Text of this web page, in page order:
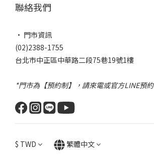
聯絡我們
• 門市資訊
(02)2388-1755
台北市中正區中華路二段75巷19號1樓
*門市為【預約制】，請來電或官方LINE預約
$ TWD 繁體中文